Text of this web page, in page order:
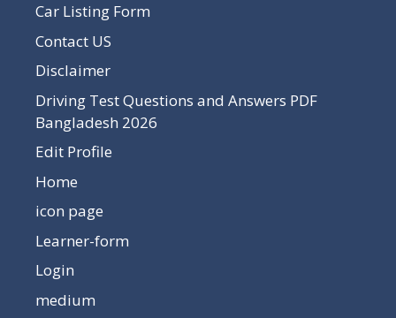
Car Listing Form
Contact US
Disclaimer
Driving Test Questions and Answers PDF
Bangladesh 2026
Edit Profile
Home
icon page
Learner-form
Login
medium